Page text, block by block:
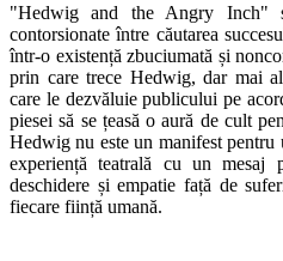
"Hedwig and the Angry Inch"
contorsionate între căutarea
într-o existență zbuciumată și
prin care trece Hedwig, dar mai
care le dezvăluie publicului pe
piesei să se țeasă o aură de cult
Hedwig nu este un manifest
experiență teatrală cu un mesaj
deschidere și empatie față de
fiecare ființă umană.